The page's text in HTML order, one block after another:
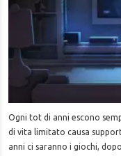
Ogni tot di anni escono
di vita limitato causa
anni ci saranno i giochi,